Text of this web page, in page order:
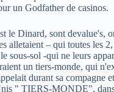
un Godfather de casinos.
le Dinard, sont devalue's,
alletaient – qui toutes les 2,
sous-sol -qui ne leurs
un tiers-monde, qui
durant sa compagne
" TIERS-MONDE",